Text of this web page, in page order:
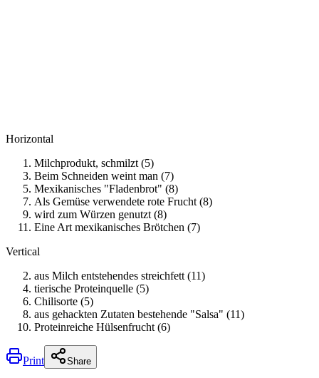
Horizontal
Milchprodukt, schmilzt (5)
Beim Schneiden weint man (7)
Mexikanisches "Fladenbrot" (8)
Als Gemüse verwendete rote Frucht (8)
wird zum Würzen genutzt (8)
Eine Art mexikanisches Brötchen (7)
Vertical
aus Milch entstehendes streichfett (11)
tierische Proteinquelle (5)
Chilisorte (5)
aus gehackten Zutaten bestehende "Salsa" (11)
Proteinreiche Hülsenfrucht (6)
Print Share